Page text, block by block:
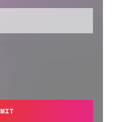
send you information regarding its
your personal information in